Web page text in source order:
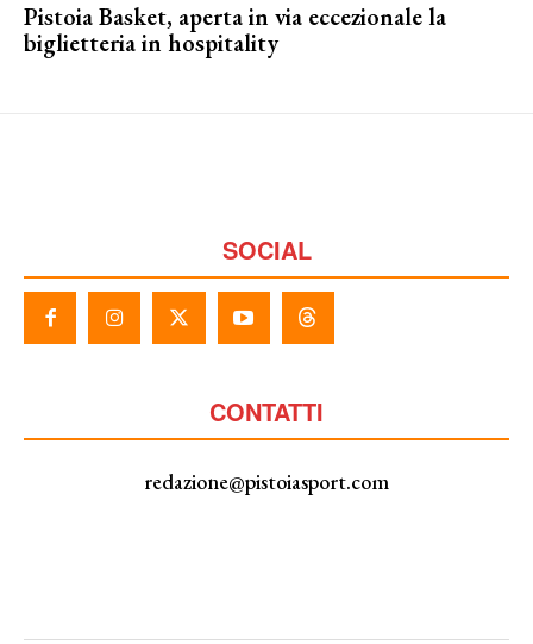
Pistoia Basket, aperta in via eccezionale la
biglietteria in hospitality
SOCIAL
CONTATTI
redazione@pistoiasport.com